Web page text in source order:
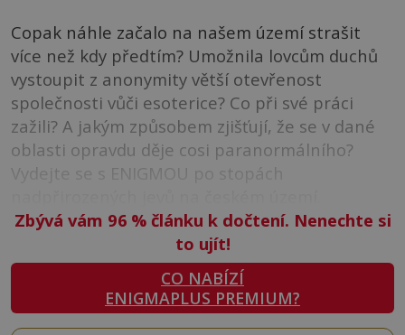
Copak náhle začalo na našem území strašit
více než kdy předtím? Umožnila lovcům duchů
vystoupit z anonymity větší otevřenost
společnosti vůči esoterice? Co při své práci
zažili? A jakým způsobem zjišťují, že se v dané
oblasti opravdu děje cosi paranormálního?
Vydejte se s ENIGMOU po stopách
Zbývá vám 96 %článku k dočtení. Nenechte si
to ujít!
CO NABÍZÍ
ENIGMAPLUS PREMIUM?